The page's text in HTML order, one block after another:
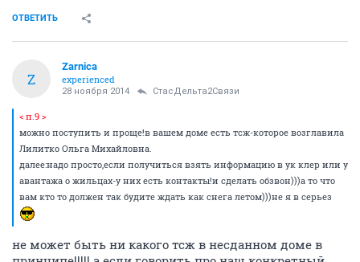
ОТВЕТИТЬ
Z
Zarnica
experienced
28 ноября 2014 СтасДельта2Связи
< п.9 >
можно поступить и проще!в вашем доме есть тсж-которое возглавила
Лилитко Ольга Михайловна.
далее:надо просто,если получиться взять информацию в ук клер или у
авантажа о жильцах-у них есть контакты!и сделать обзвон)))а то что
вам кто то должен так будите ждать как снега летом)))не я в серьез
не может быть ни какого тсж в несданном доме в